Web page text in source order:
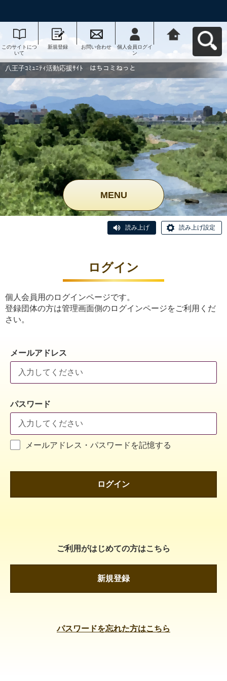
このサイトにつ
いて
新規登録 お問い合わせ
個人会員ログイ
ン
動応援ｻｲﾄ はち
コミねっとへ戻
八王子ｺﾐｭﾆﾃｨ活動応援ｻｲﾄ はちコミねっと
MENU
読み上げ 読み上げ設定
ログイン
個人会員用のログインページです。
登録団体の方は管理画面側のログインページをご利用くだ
さい。
メールアドレス
パスワード
メールアドレス・パスワードを記憶する
ログイン
ご利用がはじめての方はこちら
新規登録
パスワードを忘れた方はこちら